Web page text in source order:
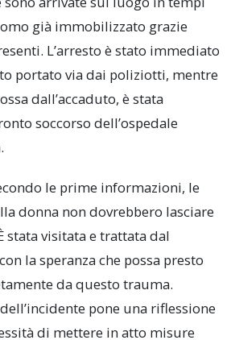
già immobilizzato grazie
L’arresto è stato immediato
portato via dai poliziotti, mentre
dall’accaduto, è stata
soccorso dell’ospedale
le prime informazioni, le
donna non dovrebbero lasciare
stata visitata e trattata dal
la speranza che possa presto
da questo trauma.
pone una riflessione
di mettere in atto misure